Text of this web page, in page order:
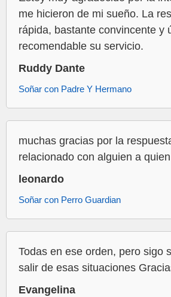
me hicieron de mi sueño. La
rápida, bastante convincente y
recomendable su servicio.
Ruddy Dante
Soñar con Padre Y Hermano
muchas gracias por la
relacionado con alguien a
leonardo
Soñar con Perro Guardian
Todas en ese orden, pero sigo
salir de esas situaciones
Evangelina